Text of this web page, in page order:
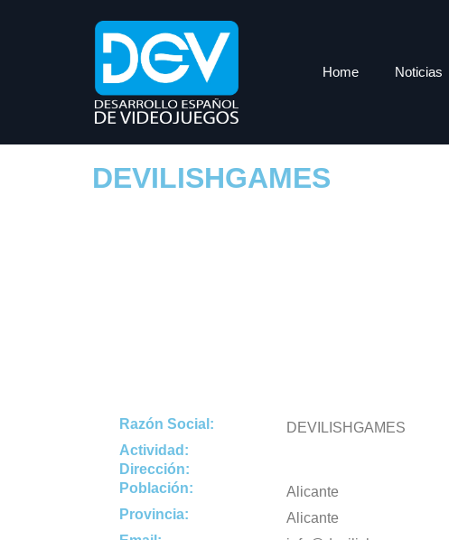
Home Noticias
DEVILISHGAMES
Razón Social:
DEVILISHGAMES
Actividad:
Dirección:
Población:
Alicante
Provincia:
Alicante